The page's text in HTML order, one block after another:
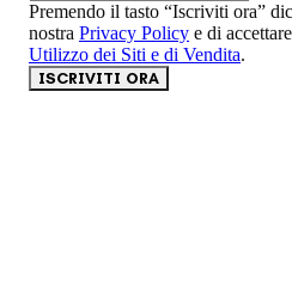
Premendo il tasto “Iscriviti ora”
nostra Privacy Policy e di
Utilizzo dei Siti e di Vendita.
ISCRIVITI ORA